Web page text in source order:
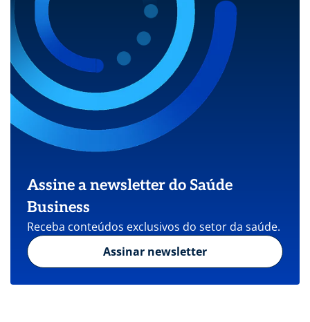
Assine a newsletter do Saúde
Business
Receba conteúdos exclusivos do setor da saúde.
Assinar newsletter